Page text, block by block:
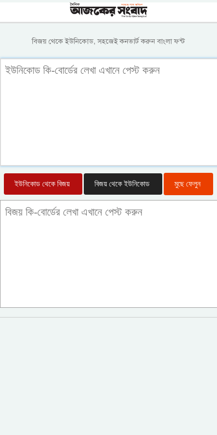
বিজয় থেকে ইউনিকোড, সহজেই কনভার্ট করুন বাংলা ফন্ট